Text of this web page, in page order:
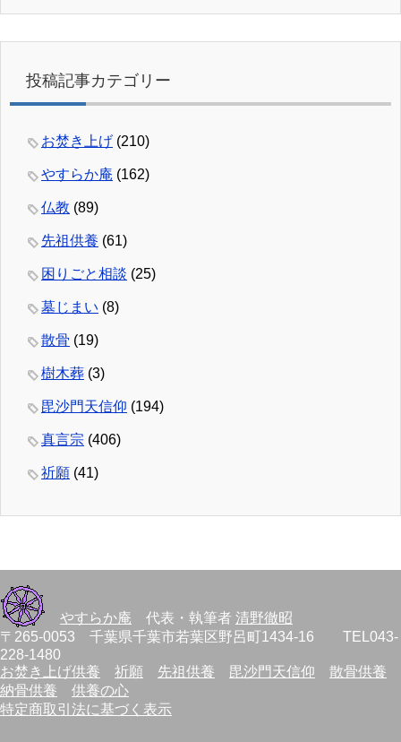
投稿記事カテゴリー
お焚き上げ (210)
やすらか庵 (162)
仏教 (89)
先祖供養 (61)
困りごと相談 (25)
墓じまい (8)
散骨 (19)
樹木葬 (3)
毘沙門天信仰 (194)
真言宗 (406)
祈願 (41)
やすらか庵 代表・執筆者 清野徹昭
〒265-0053 千葉県千葉市若葉区野呂町1434-16 TEL043-
228-1480
お焚き上げ供養
祈願 先祖供養 毘沙門天信仰
散骨供養
納骨供養
供養の心
特定商取引法に基づく表示